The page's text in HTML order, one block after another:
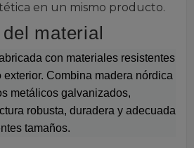
en un mismo producto.
material
con materiales resistentes
Combina madera nórdica
metálicos galvanizados,
robusta, duradera y adecuada
tamaños.